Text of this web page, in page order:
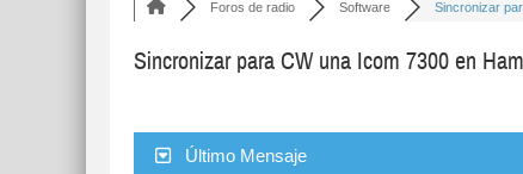
Foros de radio Software Sincronizar
Sincronizar para CW una Icom 7300 en
Último Mensaje